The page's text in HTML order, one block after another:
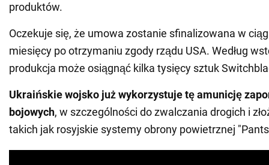
produktów.
Oczekuje się, że umowa zostanie sfinalizowana w
miesięcy po otrzymaniu zgody rządu USA. Według
produkcja może osiągnąć kilka tysięcy sztuk
Ukraińskie wojsko już wykorzystuje tę amunicję
bojowych, w szczególności do zwalczania drogich i
takich jak rosyjskie systemy obrony powietrznej